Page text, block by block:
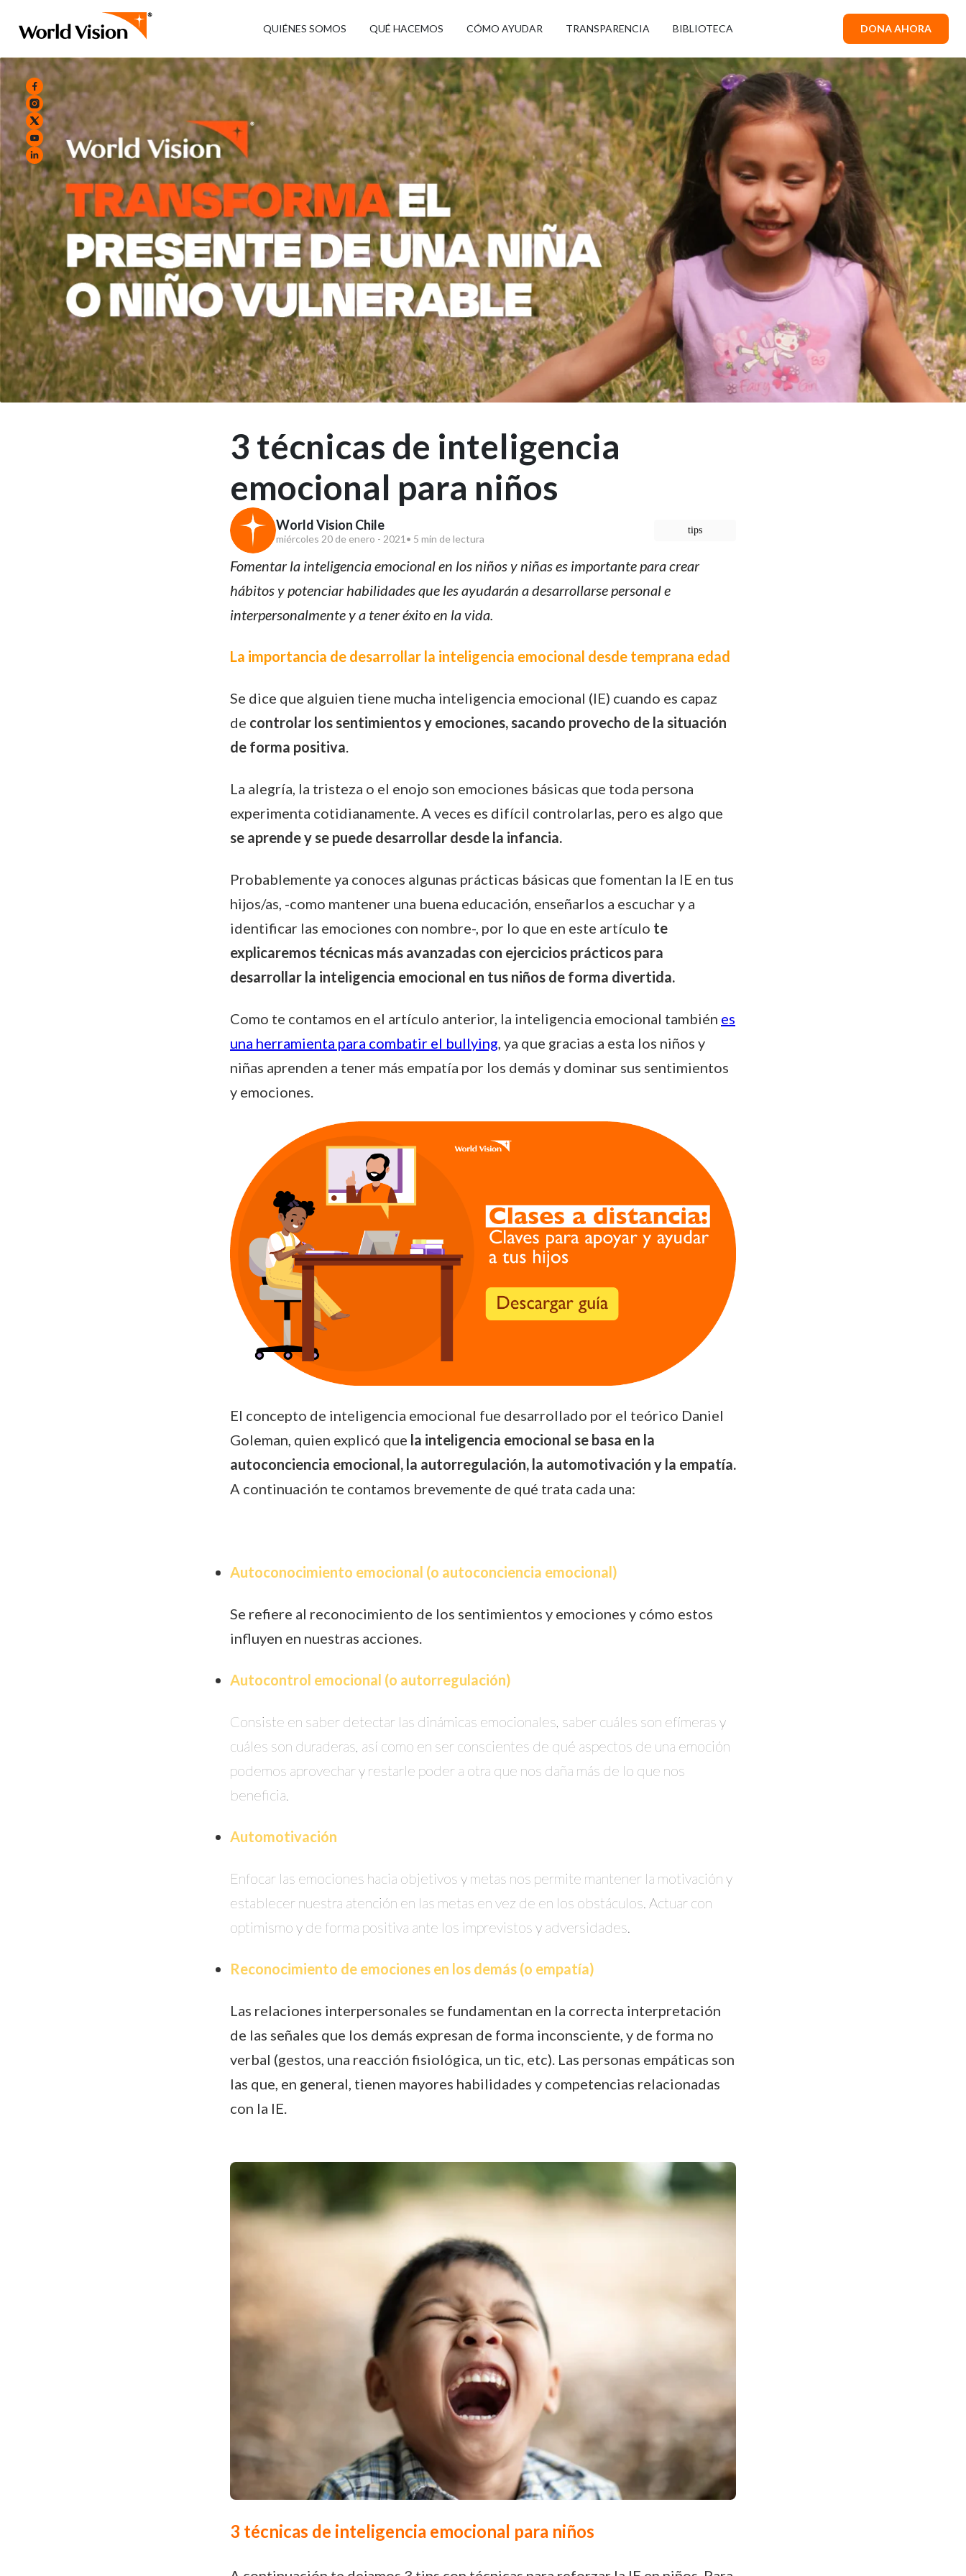
QUIÉNES SOMOS QUÉ HACEMOS CÓMO AYUDAR TRANSPARENCIA BIBLIOTECA DONA AHORA
3 técnicas de inteligencia
emocional para niños
World Vision Chile
miércoles 20 de enero - 2021 • 5 min de lectura
tips
Fomentar la inteligencia emocional en los niños y niñas es importante para crear
hábitos y potenciar habilidades que les ayudarán a desarrollarse personal e
interpersonalmente y a tener éxito en la vida.
La importancia de desarrollar la inteligencia emocional desde temprana edad
Se dice que alguien tiene mucha inteligencia emocional (IE) cuando es capaz
de controlar los sentimientos y emociones, sacando provecho de la situación
de forma positiva.
La alegría, la tristeza o el enojo son emociones básicas que toda persona
experimenta cotidianamente. A veces es difícil controlarlas, pero es algo que
se aprende y se puede desarrollar desde la infancia.
Probablemente ya conoces algunas prácticas básicas que fomentan la IE en tus
hijos/as, -como mantener una buena educación, enseñarlos a escuchar y a
identificar las emociones con nombre-, por lo que en este artículo te
explicaremos técnicas más avanzadas con ejercicios prácticos para
desarrollar la inteligencia emocional en tus niños de forma divertida.
Como te contamos en el artículo anterior, la inteligencia emocional también es
una herramienta para combatir el bullying, ya que gracias a esta los niños y
niñas aprenden a tener más empatía por los demás y dominar sus sentimientos
y emociones.
El concepto de inteligencia emocional fue desarrollado por el teórico Daniel
Goleman, quien explicó que la inteligencia emocional se basa en la
autoconciencia emocional, la autorregulación, la automotivación y la empatía.
A continuación te contamos brevemente de qué trata cada una:
Autoconocimiento emocional (o autoconciencia emocional)
Se refiere al reconocimiento de los sentimientos y emociones y cómo estos
influyen en nuestras acciones.
Autocontrol emocional (o autorregulación)
Consiste en saber detectar las dinámicas emocionales, saber cuáles son efímeras y
cuáles son duraderas, así como en ser conscientes de qué aspectos de una emoción
podemos aprovechar y restarle poder a otra que nos daña más de lo que nos
beneficia.
Automotivación
Enfocar las emociones hacia objetivos y metas nos permite mantener la motivación y
establecer nuestra atención en las metas en vez de en los obstáculos. Actuar con
optimismo y de forma positiva ante los imprevistos y adversidades.
Reconocimiento de emociones en los demás (o empatía)
Las relaciones interpersonales se fundamentan en la correcta interpretación
de las señales que los demás expresan de forma inconsciente, y de forma no
verbal (gestos, una reacción fisiológica, un tic, etc). Las personas empáticas son
las que, en general, tienen mayores habilidades y competencias relacionadas
con la IE.
3 técnicas de inteligencia emocional para niños